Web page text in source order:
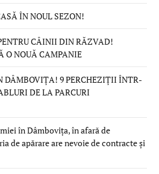
ÎN NOUL SEZON!
CÂINII DIN RĂZVAD!
O NOUĂ CAMPANIE
DÂMBOVIȚA! 9 PERCHEZIȚII ÎNTR-
DE LA PARCURI
în Dâmbovița, în afară de
de apărare are nevoie de contracte și